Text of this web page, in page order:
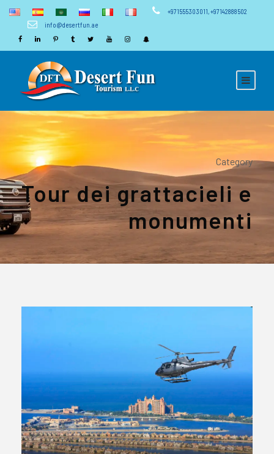
+971555303011,+97142888502
info@desertfun.ae
Category
Tour dei grattacieli e
monumenti